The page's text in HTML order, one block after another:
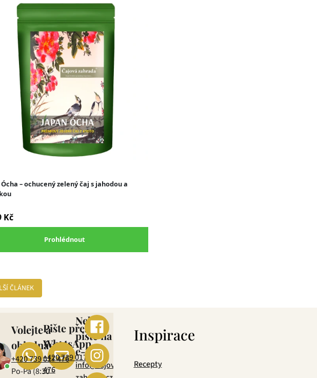
ČLÁNEK
Volejte a
objednávejte
+420 739 017 476
Po-Pá (8:30 –
Pište přes
WhatsApp
+420 739 017
476
Nebo
pište na
e-mail
info@cajova-
Inspirace
Recepty